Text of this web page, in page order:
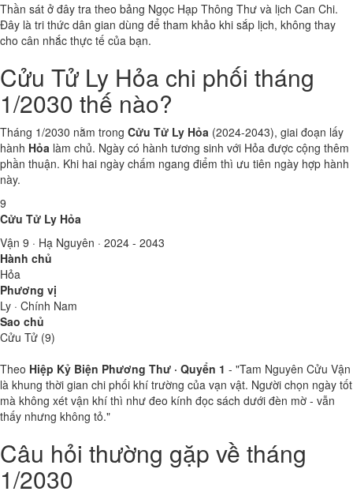
Thần sát ở đây tra theo bảng Ngọc Hạp Thông Thư và lịch Can Chi.
Đây là tri thức dân gian dùng để tham khảo khi sắp lịch, không thay
cho cân nhắc thực tế của bạn.
Cửu Tử Ly Hỏa chi phối tháng
1/2030 thế nào?
Tháng 1/2030 nằm trong Cửu Tử Ly Hỏa (2024-2043), giai đoạn lấy
hành Hỏa làm chủ. Ngày có hành tương sinh với Hỏa được cộng thêm
phần thuận. Khi hai ngày chấm ngang điểm thì ưu tiên ngày hợp hành
này.
9
Cửu Tử Ly Hỏa
Vận 9 · Hạ Nguyên · 2024 - 2043
Hành chủ
Hỏa
Phương vị
Ly · Chính Nam
Sao chủ
Cửu Tử (9)
Theo Hiệp Kỷ Biện Phương Thư · Quyển 1 - "Tam Nguyên Cửu Vận
là khung thời gian chi phối khí trường của vạn vật. Người chọn ngày tốt
mà không xét vận khí thì như đeo kính đọc sách dưới đèn mờ - vẫn
thấy nhưng không tỏ."
Câu hỏi thường gặp về tháng
1/2030